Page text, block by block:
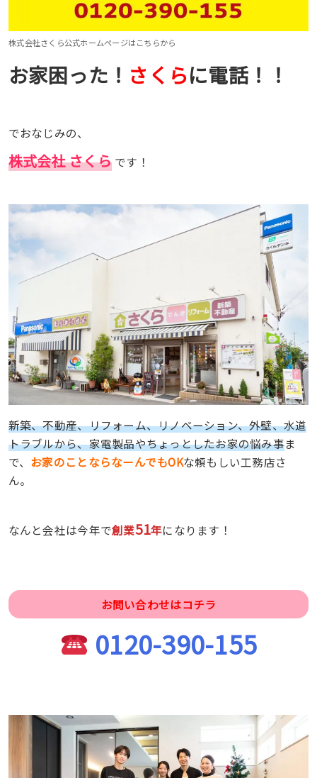
株式会社さくら公式ホームページはこちらから
お家困った！ さくらに電話！！
でおなじみの、
株式会社 さくらです！
新築、不動産、リフォーム、リノベーション、外壁、水道
トラブルから、家電製品やちょっとしたお家の悩み事ま
で、 お家のことならなーんでもOKな頼もしい工務店さ
ん。
なんと会社は今年で創業51年になります！
お問い合わせはコチラ
0120-390-155